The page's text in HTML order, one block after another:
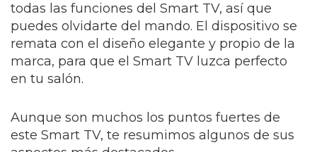
todas las funciones del Smart TV, así que
puedes olvidarte del mando. El dispositivo se
remata con el diseño elegante y propio de la
marca, para que el Smart TV luzca perfecto
en tu salón.
Aunque son muchos los puntos fuertes de
este Smart TV, te resumimos algunos de sus